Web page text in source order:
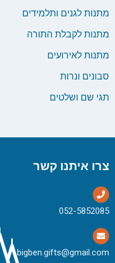
מתנות לגנים ותלמידים
מתנות לקבלת התורה
מתנות לאירועים
סבונים ונרות
תגי שם ושלטים
צרו איתנו קשר
bigben.gifts@gmail.com